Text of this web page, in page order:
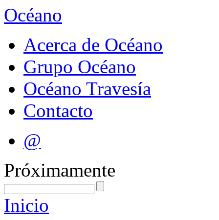
Océano
Acerca de Océano
Grupo Océano
Océano Travesía
Contacto
@
Próximamente
Inicio